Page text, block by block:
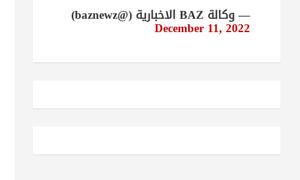
— وكالة BAZ الاخبارية (@baznewz)
December 11, 2022